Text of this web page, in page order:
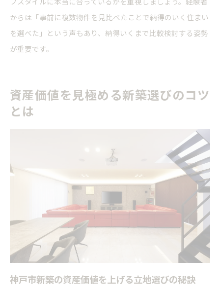
からは「事前に複数物件を見比べたことで納得のいく住まい
を選べた」という声もあり、納得いくまで比較検討する姿勢
が重要です。
資産価値を見極める新築選びのコツ
とは
神戸市新築の資産価値を上げる立地選びの秘訣